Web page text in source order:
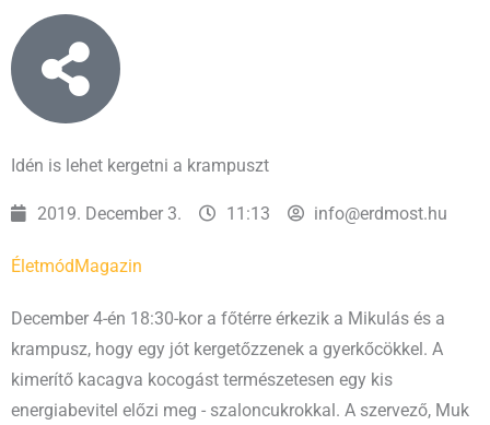
Idén is lehet kergetni a krampuszt
2019. December 3. 11:13 info@erdmost.hu
Életmód Magazin
December 4-én 18:30-kor a főtérre érkezik a Mikulás és a
krampusz, hogy egy jót kergetőzzenek a gyerkőcökkel. A
kimerítő kacagva kocogást természetesen egy kis
energiabevitel előzi meg - szaloncukrokkal. A szervező, Muk